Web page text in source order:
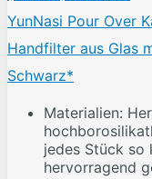
YunNasi Pour Over
Handfilter aus Glas
Schwarz*
Materialien:
jedes Stück so
hervorragend